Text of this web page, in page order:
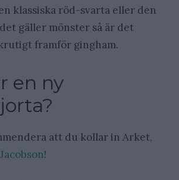
klassiska röd-svarta eller den
gäller mönster så är det
framför gingham.
en ny
att du kollar in Arket,
!